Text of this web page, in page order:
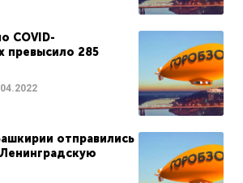
COVID-
превысило 285
отправились